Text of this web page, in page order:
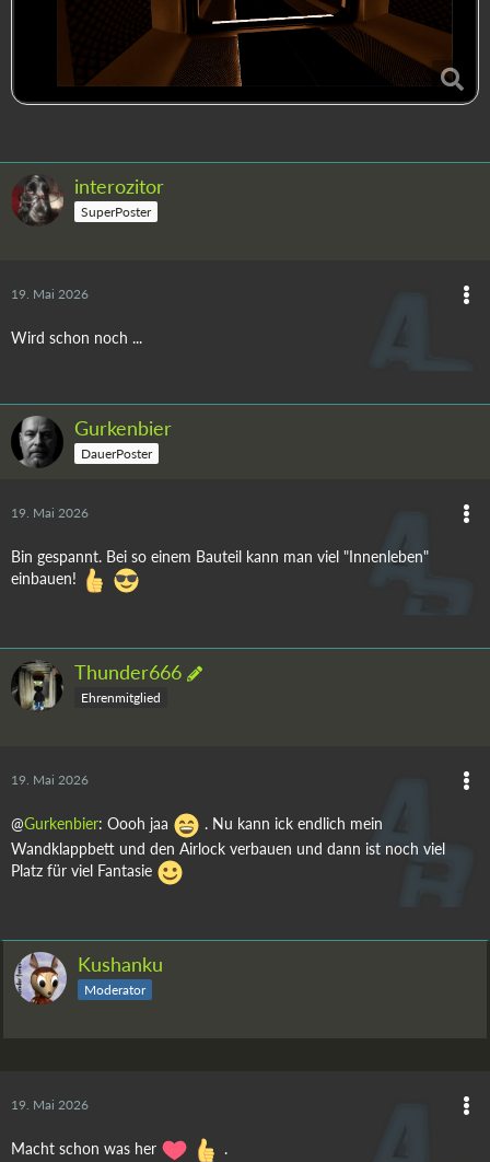
interozitor
SuperPoster
19. Mai 2026
Wird schon noch ...
Gurkenbier
DauerPoster
19. Mai 2026
Bin gespannt. Bei so einem Bauteil kann man viel "Innenleben"
einbauen!
Thunder666
Ehrenmitglied
19. Mai 2026
@Gurkenbier: Oooh jaa
. Nu kann ick endlich mein
Wandklappbett und den Airlock verbauen und dann ist noch viel
Platz für viel Fantasie
Kushanku
Moderator
19. Mai 2026
Macht schon was her .